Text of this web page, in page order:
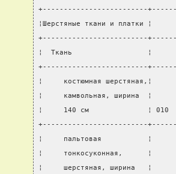
+-------------------------
¦Шерстяные ткани и
+-------------------------
¦  Ткань                  ¦
+-------------------------
¦     костюмная
¦     камвольная,
¦     140 см              ¦
+-------------------------
¦     пальтовая           ¦
¦     тонкосуконная,
¦     шерстяная, ширина